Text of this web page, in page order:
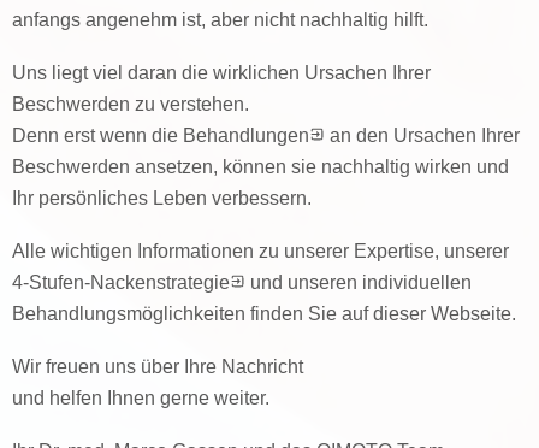
anfangs angenehm ist, aber nicht nachhaltig hilft.
Uns liegt viel daran die wirklichen Ursachen Ihrer
Beschwerden zu verstehen.
Denn erst wenn die Behandlungen
an den Ursachen Ihrer
Beschwerden ansetzen, können sie nachhaltig wirken und
Ihr persönliches Leben verbessern.
Alle wichtigen Informationen zu unserer Expertise, unserer
4-Stufen-Nackenstrategie
und unseren individuellen
Behandlungsmöglichkeiten finden Sie auf dieser Webseite.
Wir freuen uns über Ihre Nachricht
und helfen Ihnen gerne weiter.